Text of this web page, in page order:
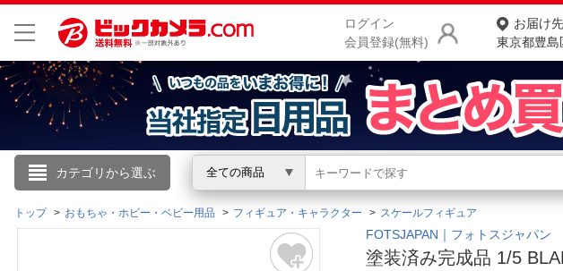
ログイン
会員登録(無料)
お届け先
東京都豊島
カテゴリから選ぶ 全ての商品
こんにちは
ログイン
商品をさが
ランキングから
カテゴリ一覧か
トップ おもちゃ・ホビー・ベビー用品 フィギュア・キャラクター スケールフィギュア
FOTSJAPAN｜フォトスジャパン
塗装済み完成品 1/5